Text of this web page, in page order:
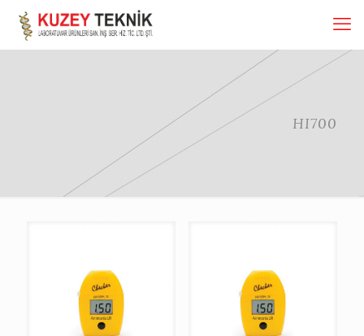
HI700